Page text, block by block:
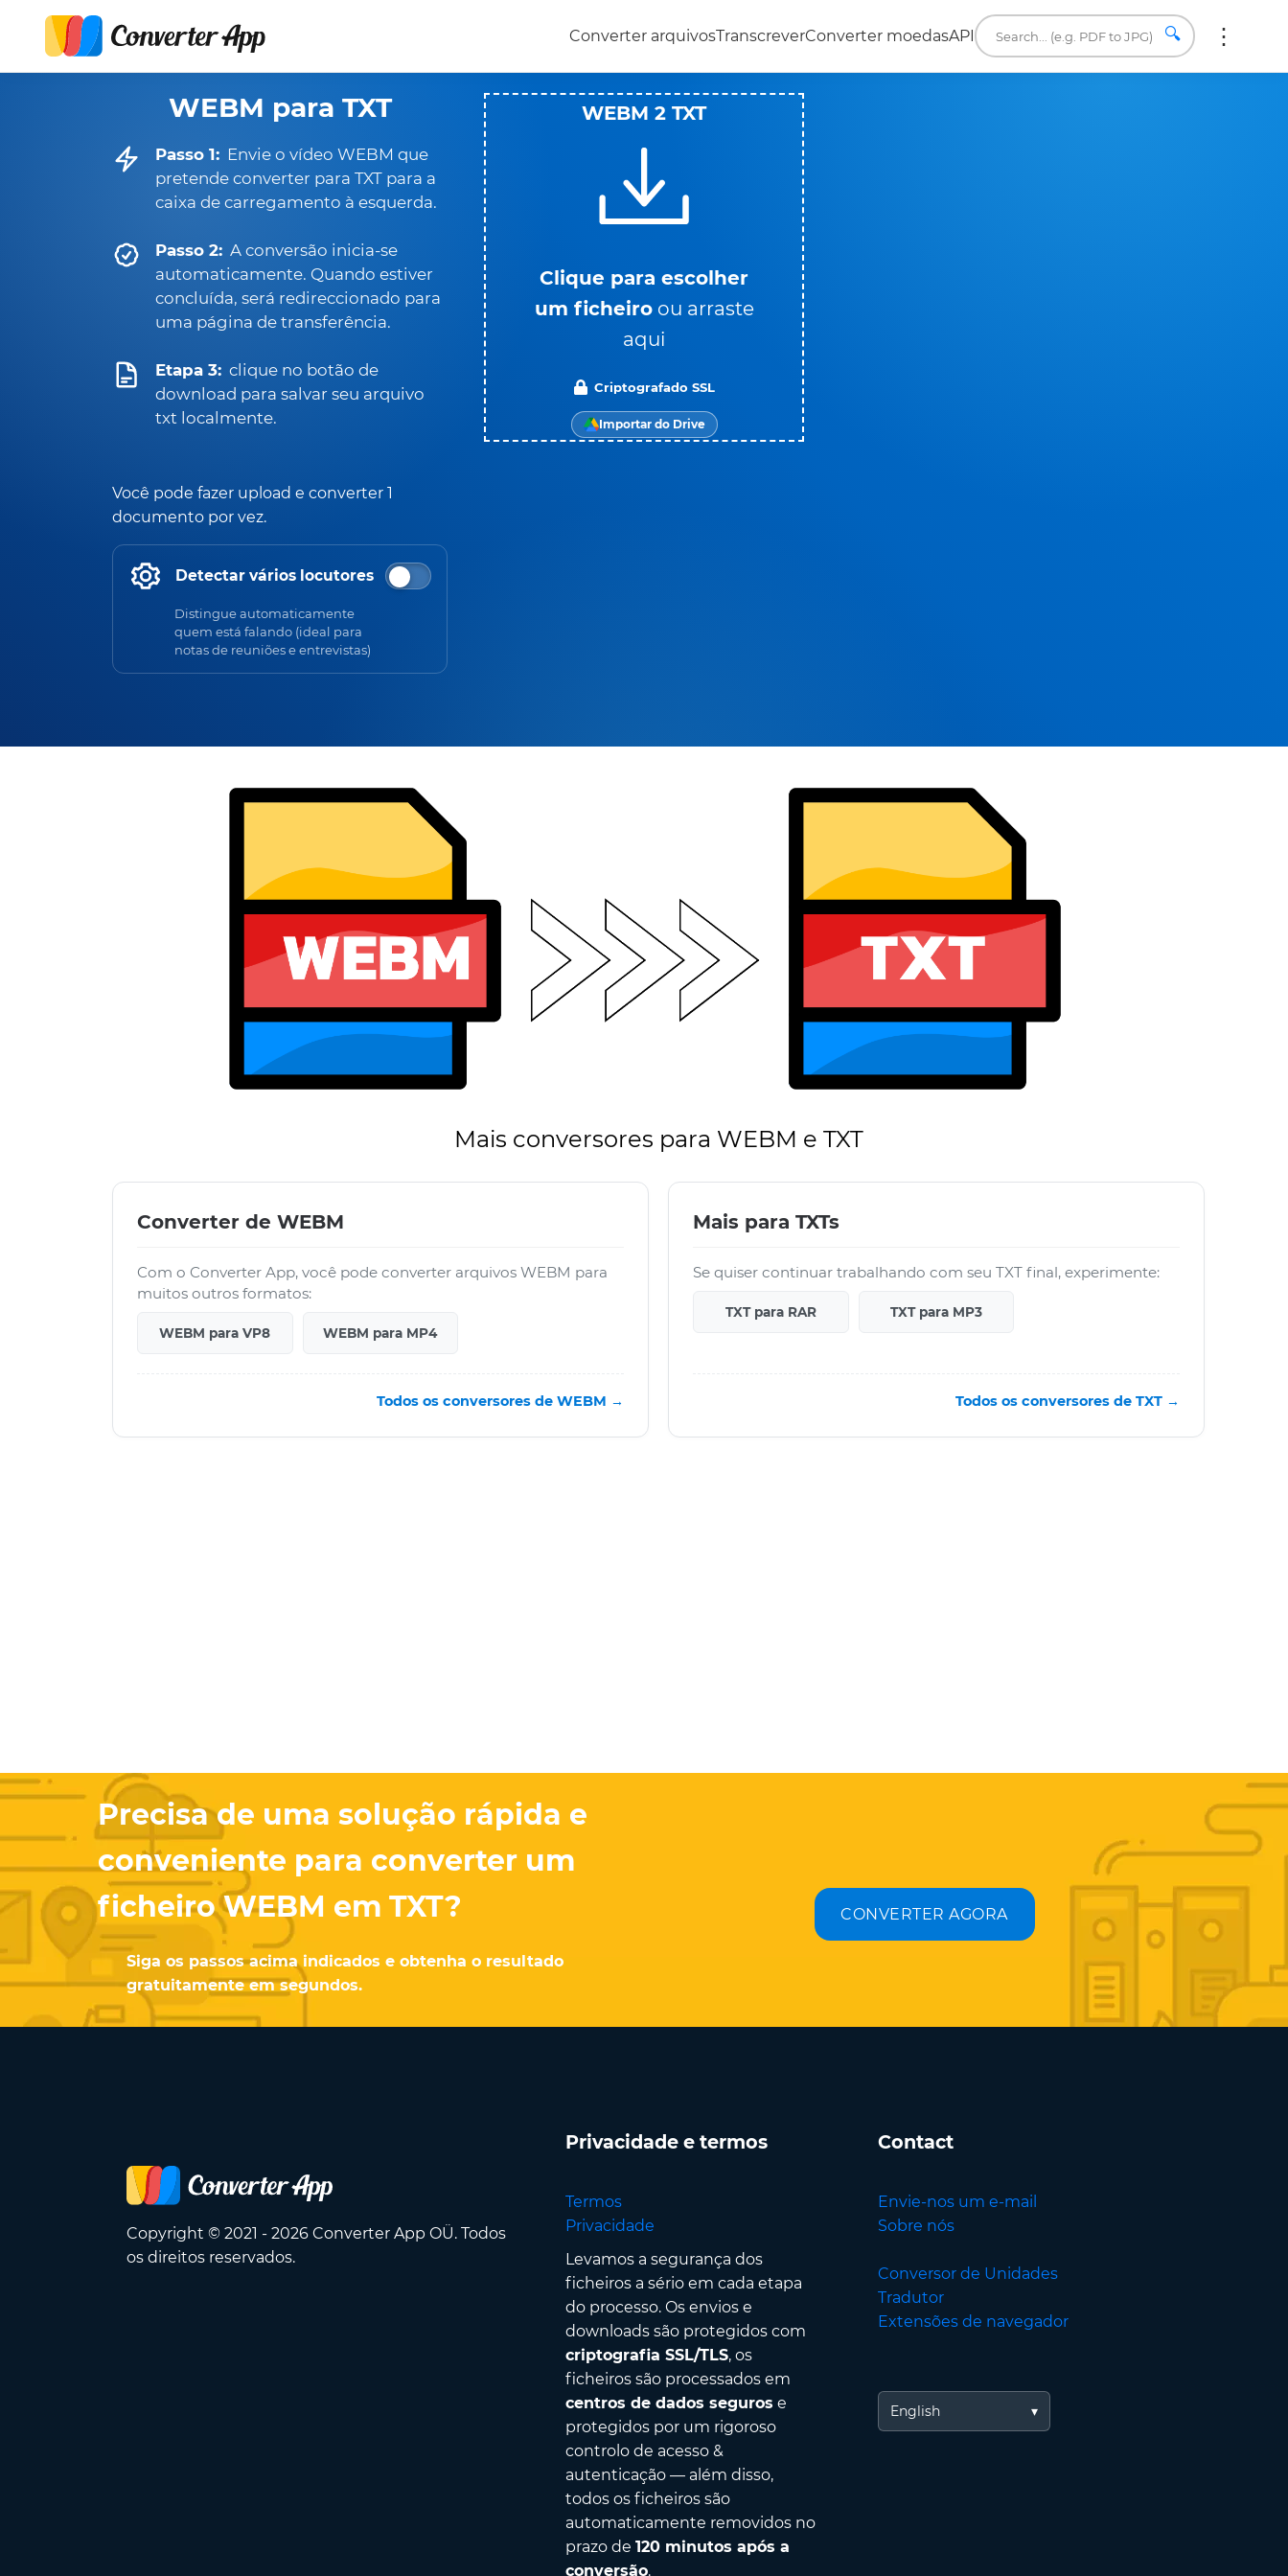
Converter arquivosTranscreverConverter moedasAPI 🔍
WEBM para TXT
Passo 1: Envie o vídeo WEBM que
pretende converter para TXT para a
caixa de carregamento à esquerda.
Passo 2: A conversão inicia-se
automaticamente. Quando estiver
concluída, será redireccionado para
uma página de transferência.
Etapa 3: clique no botão de
download para salvar seu arquivo
txt localmente.
Você pode fazer upload e converter 1
documento por vez.
Detectar vários locutores
Distingue automaticamente
quem está falando (ideal para
notas de reuniões e entrevistas)
WEBM 2 TXT
Clique para escolher
um ficheiro ou arraste
aqui
Criptografado SSL
Importar do Drive
Mais conversores para WEBM e TXT
Converter de WEBM
Com o Converter App, você pode converter arquivos WEBM para
muitos outros formatos:
WEBM para VP8 WEBM para MP4
Todos os conversores de WEBM →
Mais para TXTs
Se quiser continuar trabalhando com seu TXT final, experimente:
TXT para RAR TXT para MP3
Todos os conversores de TXT →
Precisa de uma solução rápida e
conveniente para converter um
ficheiro WEBM em TXT?
Siga os passos acima indicados e obtenha o resultado
gratuitamente em segundos.
CONVERTER AGORA
Copyright © 2021 - 2026 Converter App OÜ. Todos
os direitos reservados.
Privacidade e termos
Termos
Privacidade
Levamos a segurança dos
ficheiros a sério em cada etapa
do processo. Os envios e
downloads são protegidos com
criptografia SSL/TLS, os
ficheiros são processados em
centros de dados seguros e
protegidos por um rigoroso
controlo de acesso &
autenticação — além disso,
todos os ficheiros são
automaticamente removidos no
prazo de 120 minutos após a
conversão.
Contact
Envie-nos um e-mail
Sobre nós
Conversor de Unidades
Tradutor
Extensões de navegador
English